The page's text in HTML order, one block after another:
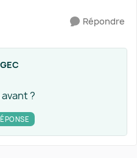
Répondre
?